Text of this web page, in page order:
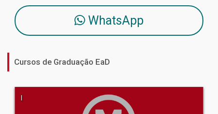
WhatsApp
Cursos de Graduação EaD
|